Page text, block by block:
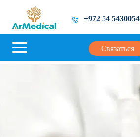
+972 54 5430054
Связаться